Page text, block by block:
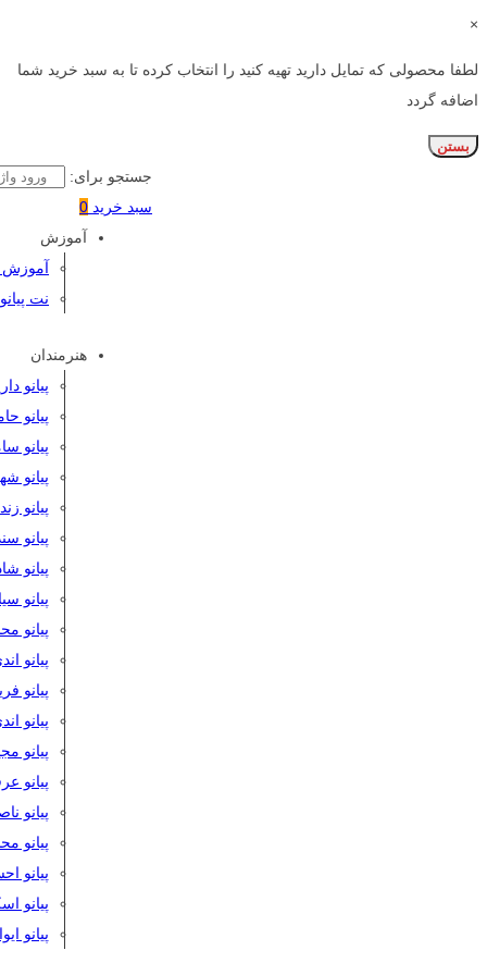
×
لطفا محصولی که تمایل دارید تهیه کنید را انتخاب کرده تا به سبد خرید شما
اضافه گردد
بستن
جستجو برای:
سبد خرید 0
آموزش
آموزش
نت پیانو
هنرمندان
پیانو
پیانو
پیانو
پیانو
پیانو
پیانو
پیانو
پیانو
پیانو
پیانو
پیانو
پیانو
پیانو
پیانو
پیانو
پیانو
پیانو
پیانو
پیانو